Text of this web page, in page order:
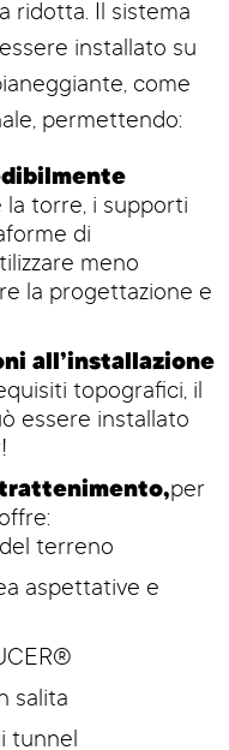
ridotta. Il sistema
installato su
come
permettendo:
la torre, i supporti
di
meno
la progettazione e
all’installazione
topografici, il
essere installato
per
offre:
terreno
aspettative e
salita
tunnel